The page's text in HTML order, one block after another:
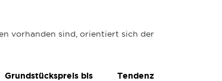
vorhanden sind, orientiert sich der
Grundstückspreis bis
Tendenz